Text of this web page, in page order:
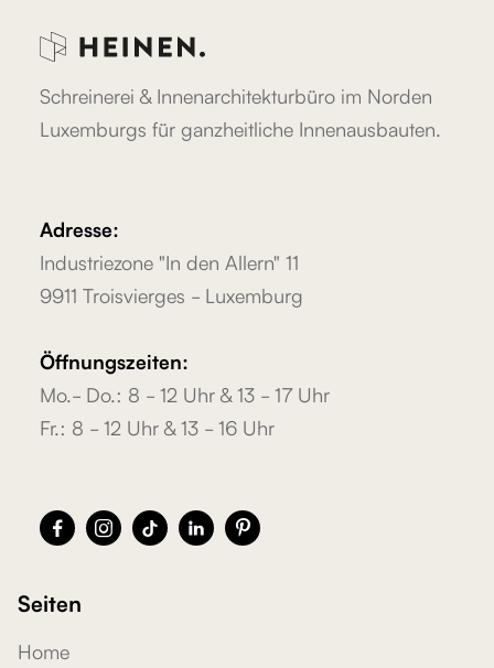
Schreinerei & Innenarchitekturbüro im Norden
Luxemburgs für ganzheitliche Innenausbauten.
Adresse:
Industriezone "In den Allern" 11
9911 Troisvierges - Luxemburg
Öffnungszeiten:
Mo.- Do.: 8 - 12 Uhr & 13 - 17 Uhr
Fr.: 8 - 12 Uhr & 13 - 16 Uhr
    
Seiten
Home